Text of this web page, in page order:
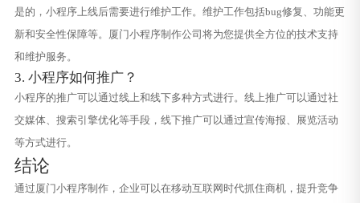
是的，小程序上线后需要进行维护工作。维护工作包括bug修复、功能更
新和安全性保障等。厦门小程序制作公司将为您提供全方位的技术支持
和维护服务。
3. 小程序如何推广？
小程序的推广可以通过线上和线下多种方式进行。线上推广可以通过社
交媒体、搜索引擎优化等手段，线下推广可以通过宣传海报、展览活动
等方式进行。
结论
通过厦门小程序制作，企业可以在移动互联网时代抓住商机，提升竞争